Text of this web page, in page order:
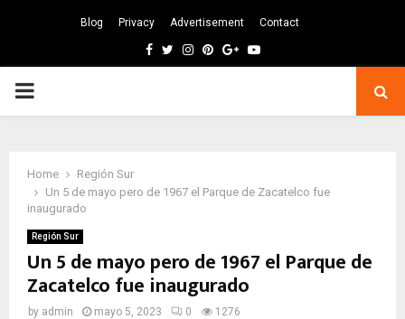
Blog Privacy Advertisement Contact
Facebook
TwitterInstagram
Pinterest
GoogleYoutube
PRIMARY
Home
Región Sur
Un 5 de mayo pero de 1967 el Parque de Zacatelco fue
inaugurado
Región Sur
Un 5 de mayo pero de 1967 el Parque de
Zacatelco fue inaugurado
by admin mayo 5, 2023 0 1276